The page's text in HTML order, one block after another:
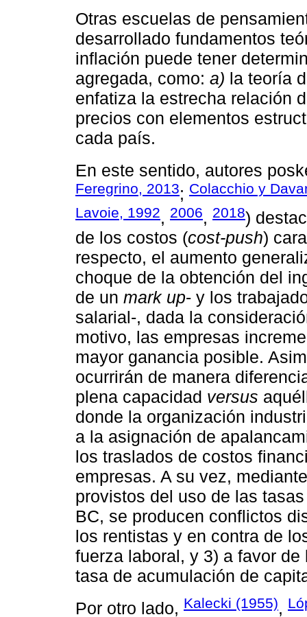
Otras escuelas de
desarrollado fundamentos
inflación puede tener
agregada, como: a) la teoría
enfatiza la estrecha relación
precios con elementos
cada país.
En este sentido, autores
Feregrino, 2013; Colacchio y
Lavoie, 1992, 2006, 2018)
de los costos (cost-push)
respecto, el aumento
choque de la obtención del
de un mark up- y los
salarial-, dada la
motivo, las empresas
mayor ganancia posible.
ocurrirán de manera
plena capacidad versus
donde la organización
a la asignación de
los traslados de costos
empresas. A su vez,
provistos del uso de las
BC, se producen conflictos
los rentistas y en contra de
fuerza laboral, y 3) a favor
tasa de acumulación de
Por otro lado, Kalecki (1955),